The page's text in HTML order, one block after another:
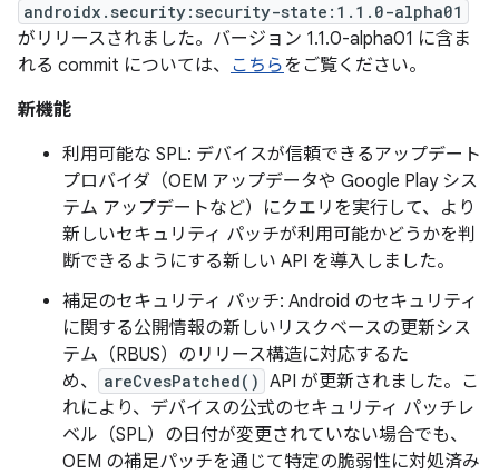
androidx.security:security-state:1.1.0-alpha01
がリリースされました。バージョン 1.1.0-alpha01 に含ま
れる commit については、 こちらをご覧ください。
新機能
利用可能な SPL: デバイスが信頼できるアップデート
プロバイダ（OEM アップデータや Google Play シス
テム アップデートなど）にクエリを実行して、より
新しいセキュリティ パッチが利用可能かどうかを判
断できるようにする新しい API を導入しました。
補足のセキュリティ パッチ: Android のセキュリティ
に関する公開情報の新しいリスクベースの更新シス
テム（RBUS）のリリース構造に対応するた
め、
areCvesPatched() API が更新されました。こ
れにより、デバイスの公式のセキュリティ パッチレ
ベル（SPL）の日付が変更されていない場合でも、
OEM の補足パッチを通じて特定の脆弱性に対処済み